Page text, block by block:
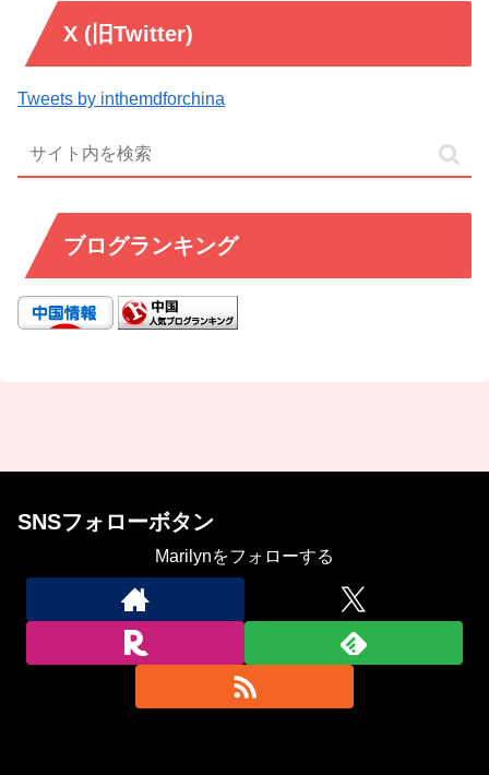
X (旧Twitter)
Tweets by inthemdforchina
ブログランキング
SNSフォローボタン
Marilynをフォローする